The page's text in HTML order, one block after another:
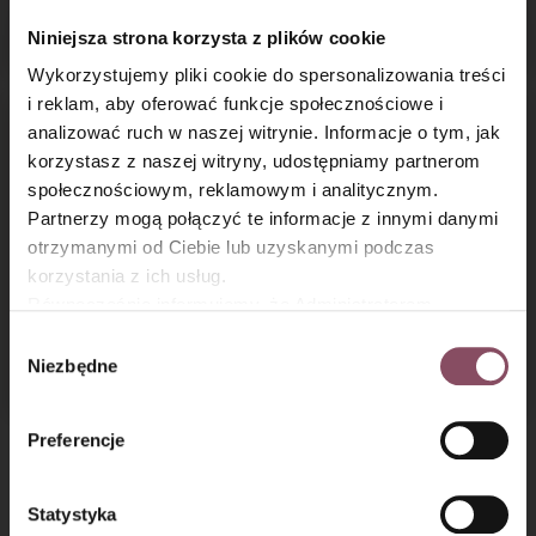
Niniejsza strona korzysta z plików cookie
Wykorzystujemy pliki cookie do spersonalizowania treści
i reklam, aby oferować funkcje społecznościowe i
analizować ruch w naszej witrynie. Informacje o tym, jak
korzystasz z naszej witryny, udostępniamy partnerom
społecznościowym, reklamowym i analitycznym.
Partnerzy mogą połączyć te informacje z innymi danymi
otrzymanymi od Ciebie lub uzyskanymi podczas
korzystania z ich usług.
Gdańsk (80-339) adres: Dickmana 14/15 więcej
informacji o przetwarzaniu danych osobowych oraz
Polityce
prywatności.
zgody
Niezbędne
Preferencje
Statystyka
i jajek
×